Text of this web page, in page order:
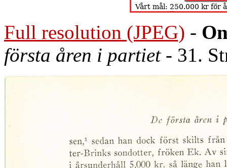
Full resolution (JPEG) -
första åren i partiet- 31.